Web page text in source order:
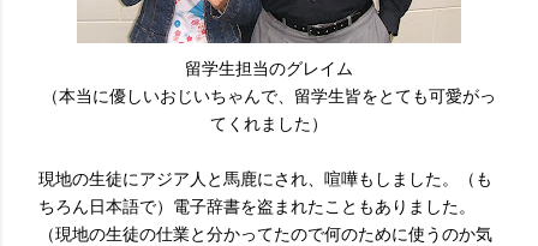
留学生担当のグレイム
（本当に優しいおじいちゃんで、留学生皆をとても可愛がっ
てくれました）
現地の生徒にアジア人と馬鹿にされ、喧嘩もしました。（も
ちろん日本語で）電子辞書を盗まれたこともありました。
（現地の生徒の仕業と分かってたので何のために使うのか気